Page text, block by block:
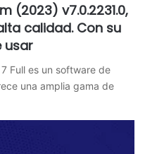
(2023) v7.0.2231.0,
calidad. Con su
usar
Full es un software de
una amplia gama de